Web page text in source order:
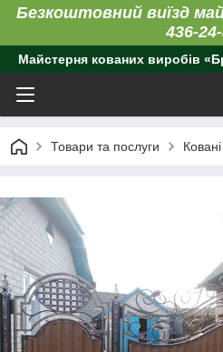
Безкоштовний виїзд
436-
Майстерня кованих виробів
Товари та послуги